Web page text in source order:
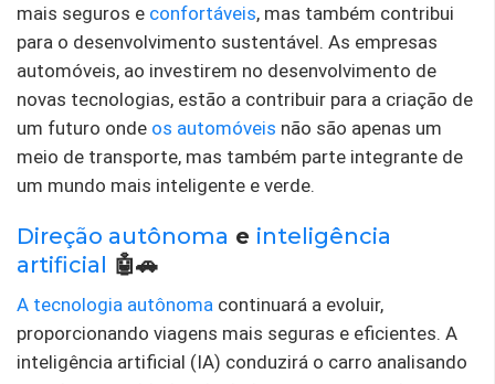
mais seguros e confortáveis, mas também contribui
para o desenvolvimento sustentável. As empresas
automóveis, ao investirem no desenvolvimento de
novas tecnologias, estão a contribuir para a criação de
um futuro onde os automóveis não são apenas um
meio de transporte, mas também parte integrante de
um mundo mais inteligente e verde.
Direção autônoma e inteligência
artificial 🤖🚗
A tecnologia autônoma continuará a evoluir,
proporcionando viagens mais seguras e eficientes. A
inteligência artificial (IA) conduzirá o carro analisando